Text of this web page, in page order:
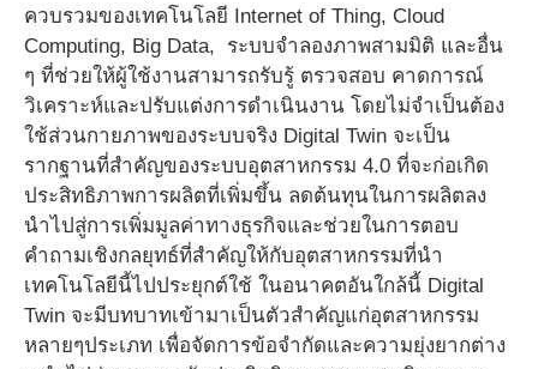
ควบรวมของเทคโนโลยี Internet of Thing, Cloud
Computing, Big Data, ระบบจำลองภาพสามมิติ และอื่น
ๆ ที่ช่วยให้ผู้ใช้งานสามารถรับรู้ ตรวจสอบ คาดการณ์
วิเคราะห์และปรับแต่งการดำเนินงาน โดยไม่จำเป็นต้อง
ใช้ส่วนกายภาพของระบบจริง Digital Twin จะเป็น
รากฐานที่สำคัญของระบบอุตสาหกรรม 4.0 ที่จะก่อเกิด
ประสิทธิภาพการผลิตที่เพิ่มขึ้น ลดต้นทุนในการผลิตลง
นำไปสู่การเพิ่มมูลค่าทางธุรกิจและช่วยในการตอบ
คำถามเชิงกลยุทธ์ที่สำคัญให้กับอุตสาหกรรมที่นำ
เทคโนโลยีนี้ไปประยุกต์ใช้ ในอนาคตอันใกล้นี้ Digital
Twin จะมีบทบาทเข้ามาเป็นตัวสำคัญแก่อุตสาหกรรม
หลายๆประเภท เพื่อจัดการข้อจำกัดและความยุ่งยากต่าง